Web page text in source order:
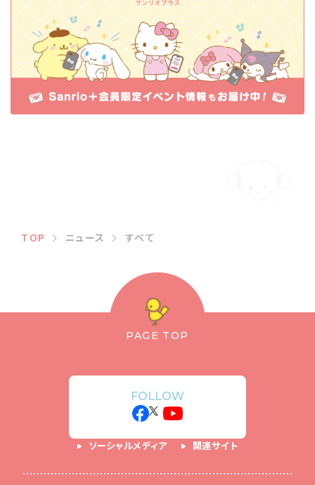
TOP ニュース すべて
PAGE TOP
FOLLOW
ソーシャルメディア 関連サイト